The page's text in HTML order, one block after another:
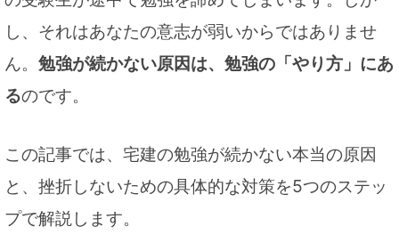
し、それはあなたの意志が弱いからではありませ
ん。 勉強が続かない原因は、勉強の「やり方」にあ
るのです。
この記事では、宅建の勉強が続かない本当の原因
と、挫折しないための具体的な対策を5つのステッ
プで解説します。